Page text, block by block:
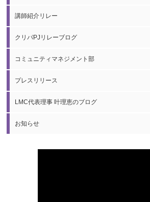
講師紹介リレー
クリパPJリレーブログ
コミュニティマネジメント部
プレスリリース
LMC代表理事 叶理恵のブログ
お知らせ